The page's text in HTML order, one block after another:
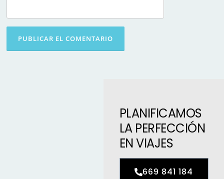
PLANIFICAMOS
LA PERFECCIÓN
EN VIAJES
669 841 184